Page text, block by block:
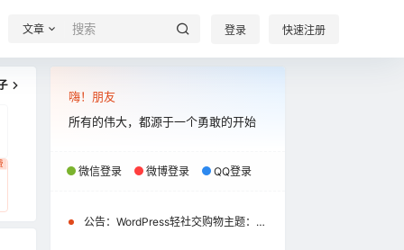
文章 登录 快速注册
嗨！朋友
所有的伟大，都源于一个勇敢的开始
微信登录 微博登录 QQ登录
公告： WordPress轻社交购物主题：B2Pro_3.8.2 + APP插件_1.2.1+uniapp源码_1.2.1（微信小程序\APP）更新通知